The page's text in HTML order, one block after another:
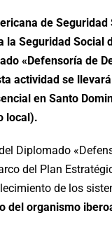
de
la Seguridad Social
«Defensoría de
actividad se
en Santo
local).
Diplomado
del Plan
de los
del organismo